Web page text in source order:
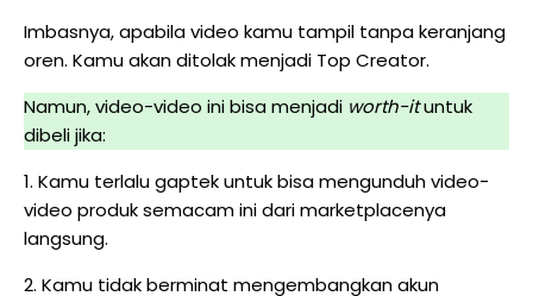
Imbasnya, apabila video kamu tampil tanpa keranjang
oren. Kamu akan ditolak menjadi Top Creator.
Namun, video-video ini bisa menjadi worth-ituntuk
dibeli jika:
1. Kamu terlalu gaptek untuk bisa mengunduh video-
video produk semacam ini dari marketplacenya
langsung.
2. Kamu tidak berminat mengembangkan akun